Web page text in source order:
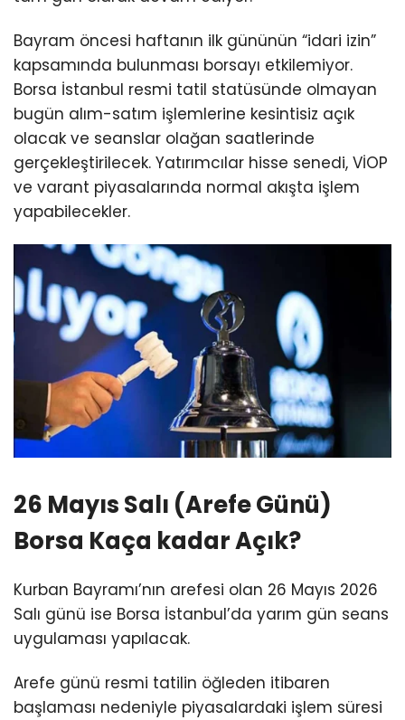
Bayram öncesi haftanın ilk gününün “idari izin”
kapsamında bulunması borsayı etkilemiyor.
Borsa İstanbul resmi tatil statüsünde olmayan
bugün alım-satım işlemlerine kesintisiz açık
olacak ve seanslar olağan saatlerinde
gerçekleştirilecek. Yatırımcılar hisse senedi, VİOP
ve varant piyasalarında normal akışta işlem
yapabilecekler.
26 Mayıs Salı (Arefe Günü)
Borsa Kaça kadar Açık?
Kurban Bayramı’nın arefesi olan 26 Mayıs 2026
Salı günü ise Borsa İstanbul’da yarım gün seans
uygulaması yapılacak.
Arefe günü resmi tatilin öğleden itibaren
başlaması nedeniyle piyasalardaki işlem süresi